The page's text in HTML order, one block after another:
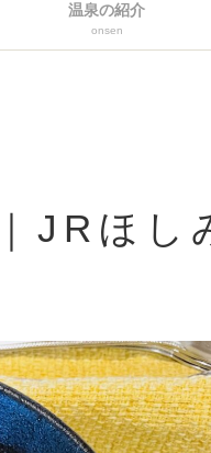
温泉の紹介
onsen
JRほし